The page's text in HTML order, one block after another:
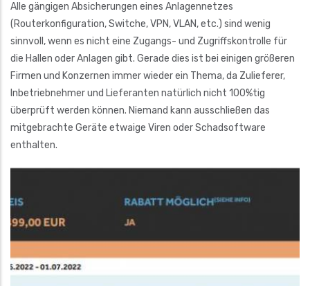
Alle gängigen Absicherungen eines Anlagennetzes
(Routerkonfiguration, Switche, VPN, VLAN, etc.) sind wenig
sinnvoll, wenn es nicht eine Zugangs- und Zugriffskontrolle für
die Hallen oder Anlagen gibt. Gerade dies ist bei einigen größeren
Firmen und Konzernen immer wieder ein Thema, da Zulieferer,
Inbetriebnehmer und Lieferanten natürlich nicht 100%tig
überprüft werden können. Niemand kann ausschließen das
mitgebrachte Geräte etwaige Viren oder Schadsoftware
enthalten.